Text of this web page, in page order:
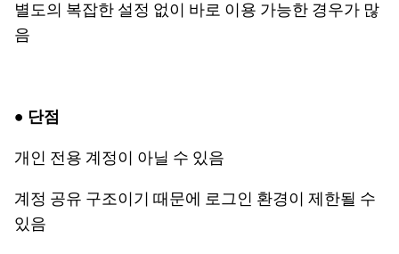
별도의 복잡한 설정 없이 바로 이용 가능한 경우가 많
음
● 단점
개인 전용 계정이 아닐 수 있음
계정 공유 구조이기 때문에 로그인 환경이 제한될 수
있음